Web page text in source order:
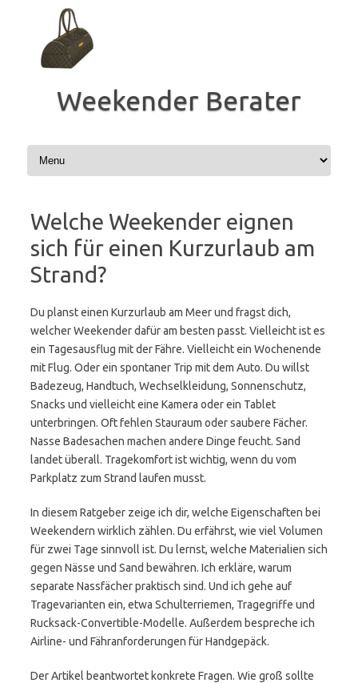
springen
Weekender Berater
Welche Weekender eignen
sich für einen Kurzurlaub am
Strand?
Du planst einen Kurzurlaub am Meer und fragst dich,
welcher Weekender dafür am besten passt. Vielleicht ist es
ein Tagesausflug mit der Fähre. Vielleicht ein Wochenende
mit Flug. Oder ein spontaner Trip mit dem Auto. Du willst
Badezeug, Handtuch, Wechselkleidung, Sonnenschutz,
Snacks und vielleicht eine Kamera oder ein Tablet
unterbringen. Oft fehlen Stauraum oder saubere Fächer.
Nasse Badesachen machen andere Dinge feucht. Sand
landet überall. Tragekomfort ist wichtig, wenn du vom
Parkplatz zum Strand laufen musst.
In diesem Ratgeber zeige ich dir, welche Eigenschaften bei
Weekendern wirklich zählen. Du erfährst, wie viel Volumen
für zwei Tage sinnvoll ist. Du lernst, welche Materialien sich
gegen Nässe und Sand bewähren. Ich erkläre, warum
separate Nassfächer praktisch sind. Und ich gehe auf
Tragevarianten ein, etwa Schulterriemen, Tragegriffe und
Rucksack-Convertible-Modelle. Außerdem bespreche ich
Airline- und Fähranforderungen für Handgepäck.
Der Artikel beantwortet konkrete Fragen. Wie groß sollte